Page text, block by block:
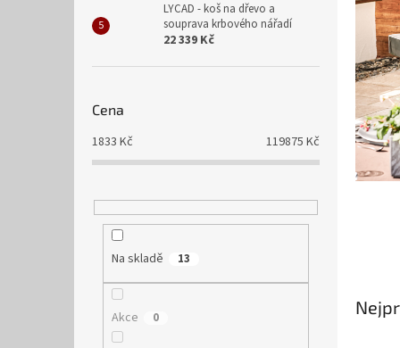
LYCAD - koš na dřevo a
souprava krbového nářadí
22 339 Kč
Cena
1833 Kč 119875 Kč
Na skladě 13
Akce 0